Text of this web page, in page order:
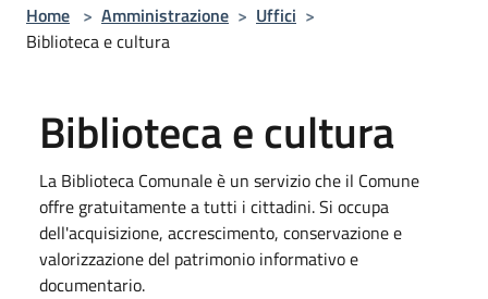
Home > Amministrazione > Uffici >
Biblioteca e cultura
Biblioteca e cultura
La Biblioteca Comunale è un servizio che il Comune
offre gratuitamente a tutti i cittadini. Si occupa
dell'acquisizione, accrescimento, conservazione e
valorizzazione del patrimonio informativo e
documentario.